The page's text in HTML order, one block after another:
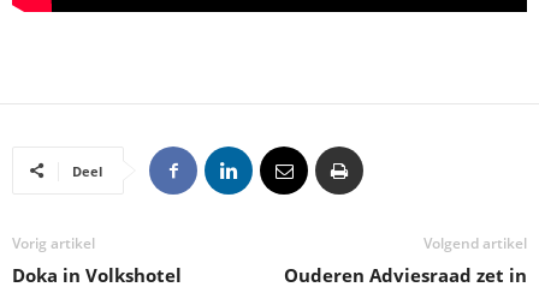
Deel
Vorig artikel
Doka in Volkshotel
Volgend artikel
Ouderen Adviesraad zet in